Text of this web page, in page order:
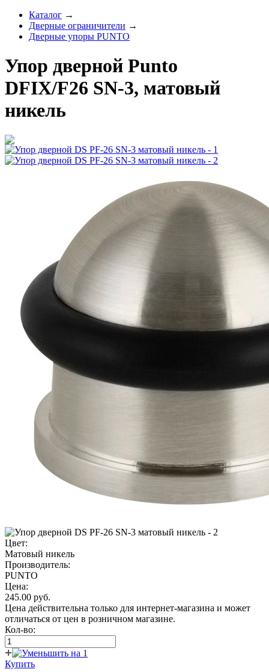
Каталог →
Дверные ограничители →
Дверные упоры PUNTO
Упор дверной Punto
DFIX/F26 SN-3, матовый
никель
Цвет:
Матовый никель
Производитель:
PUNTO
Цена:
245.00 руб.
Цена действительна только для интернет-магазина и может
отличаться от цен в розничном магазине.
Кол-во:
Купить